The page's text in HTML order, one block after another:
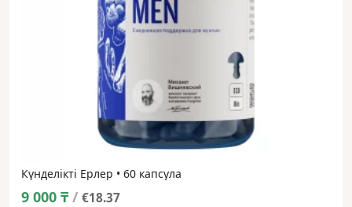
Күнделікті Ерлер • 60 капсула
9 000 ₸ / €18.37